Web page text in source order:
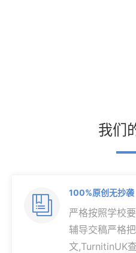
我们

100%原创无抄袭
严格按照学校
辅导交稿严格
文,TurnitinUK